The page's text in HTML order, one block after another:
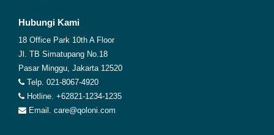
Hubungi Kami
18 Office Park 10th A Floor
Jl. TB Simatupang No.18
Pasar Minggu, Jakarta 12520
Telp. 021-8067-4920
Hotline. +62821-1234-1235
Email. care@qoloni.com